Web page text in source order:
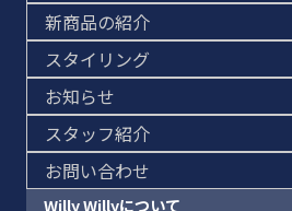
新商品の紹介
スタイリング
お知らせ
スタッフ紹介
お問い合わせ
Willy Willyについて